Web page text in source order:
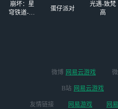
崩坏：星
穹铁道-4.4
蛋仔派对
光遇-致梵
高
微博 网易云游戏
B站 网易云游戏
友情链接 网易游戏 网